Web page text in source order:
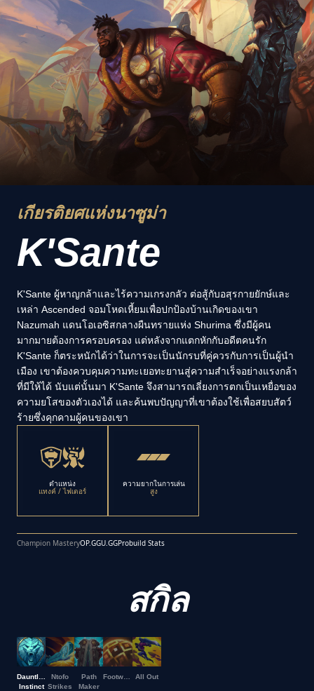
เกียรติยศแห่งนาซูม่า
K'Sante
K'Sante ผู้หาญกล้าและไร้ความเกรงกลัว ต่อสู้กับอสุรกายยักษ์และ
เหล่า Ascended จอมโหดเหี้ยมเพื่อปกป้องบ้านเกิดของเขา
Nazumah แดนโอเอซิสกลางผืนทรายแห่ง Shurima ซึ่งมีผู้คน
มากมายต้องการครอบครอง แต่หลังจากแตกหักกับอดีตคนรัก
K'Sante ก็ตระหนักได้ว่าในการจะเป็นนักรบที่คู่ควรกับการเป็นผู้นำ
เมือง เขาต้องควบคุมความทะเยอทะยานสู่ความสำเร็จอย่างแรงกล้า
ที่มีให้ได้ นับแต่นั้นมา K'Sante จึงสามารถเลี่ยงการตกเป็นเหยื่อของ
ความยโสของตัวเองได้ และค้นพบปัญญาที่เขาต้องใช้เพื่อสยบสัตว์
ร้ายซึ่งคุกคามผู้คนของเขา
ตำแหน่ง
แทงค์ / ไฟเตอร์
ความยากในการเล่น
สูง
Champion MasteryOP.GGU.GGProbuild Stats
สกิล
Dauntless
Instinct
Ntofo
Strikes
Path
Maker
All Out